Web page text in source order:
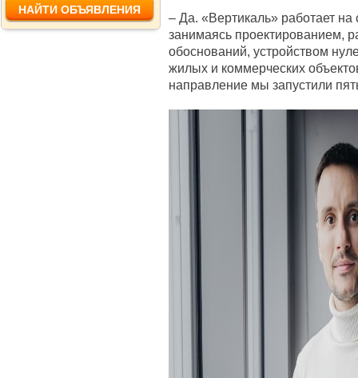
– Да. «Вертикаль» работает
занимаясь проектированием,
обоснований, устройством
жилых и коммерческих
направление мы запустили